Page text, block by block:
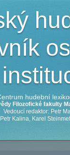
hudební
Filozofické fakulty
Vedoucí redaktor: Petr
Kalina, Karel